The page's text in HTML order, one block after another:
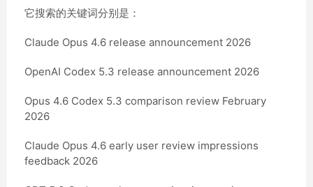
它搜索的关键词分别是：
Claude Opus 4.6 release announcement 2026
OpenAI Codex 5.3 release announcement 2026
Opus 4.6 Codex 5.3 comparison review February
2026
Claude Opus 4.6 early user review impressions
feedback 2026